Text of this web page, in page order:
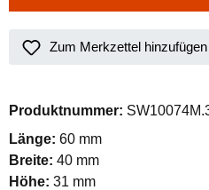
Zum Merkzettel hinzufügen
Produktnummer:
Länge: 60 mm
Breite: 40 mm
Höhe: 31 mm